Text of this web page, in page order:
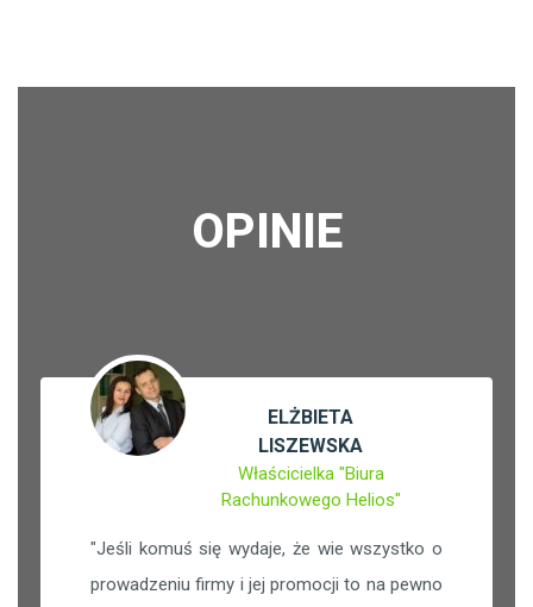
OPINIE
ELŻBIETA
LISZEWSKA
Właścicielka "Biura
Rachunkowego Helios"
"Jeśli komuś się wydaje, że wie wszystko o
prowadzeniu firmy i jej promocji to na pewno